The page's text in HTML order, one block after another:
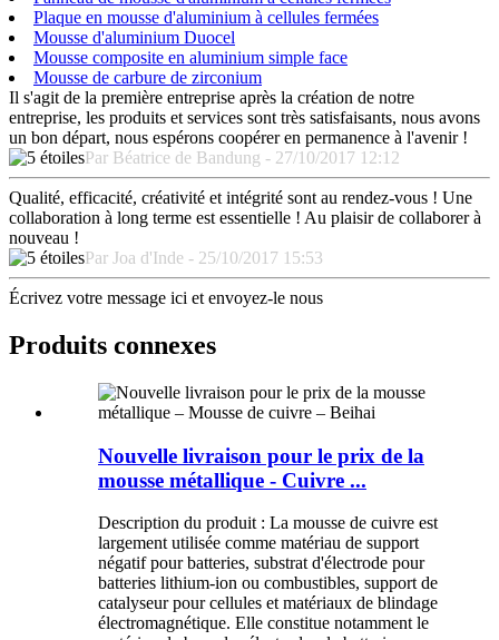
Plaque en mousse d'aluminium à cellules fermées
Mousse d'aluminium Duocel
Mousse composite en aluminium simple face
Mousse de carbure de zirconium
Il s'agit de la première entreprise après la création de notre
entreprise, les produits et services sont très satisfaisants, nous avons
un bon départ, nous espérons coopérer en permanence à l'avenir !
Par Béatrice de Bandung - 27/10/2017 12:12
Qualité, efficacité, créativité et intégrité sont au rendez-vous ! Une
collaboration à long terme est essentielle ! Au plaisir de collaborer à
nouveau !
Par Joa d'Inde - 25/10/2017 15:53
Écrivez votre message ici et envoyez-le nous
Produits connexes
Nouvelle livraison pour le prix de la
mousse métallique - Cuivre ...
Description du produit : La mousse de cuivre est
largement utilisée comme matériau de support
négatif pour batteries, substrat d'électrode pour
batteries lithium-ion ou combustibles, support de
catalyseur pour cellules et matériaux de blindage
électromagnétique. Elle constitue notamment le